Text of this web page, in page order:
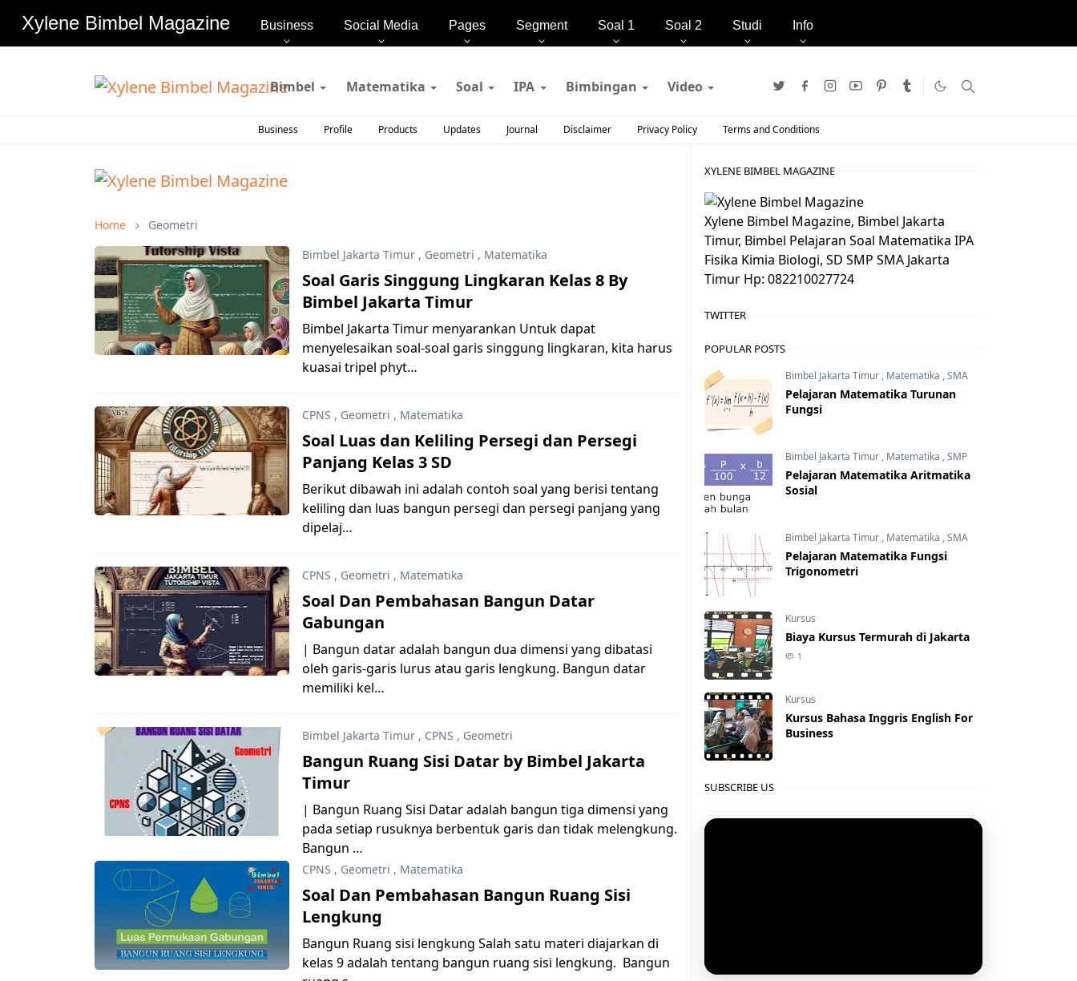
Xylene Bimbel Magazine Business Social Media Pages Segment Soal 1 Soal 2 Studi Info
Bimbel Matematika Soal IPA Bimbingan Video
Business Profile Products Updates Journal Disclaimer Privacy Policy Terms and Conditions
Home
Geometri
Bimbel Jakarta Timur, Geometri , Matematika
Soal Garis Singgung Lingkaran Kelas 8 By
Bimbel Jakarta Timur
Bimbel Jakarta Timur menyarankan Untuk dapat
menyelesaikan soal-soal garis singgung lingkaran, kita harus
kuasai tripel phyt…
CPNS , Geometri , Matematika
Soal Luas dan Keliling Persegi dan Persegi
Panjang Kelas 3 SD
Berikut dibawah ini adalah contoh soal yang berisi tentang
keliling dan luas bangun persegi dan persegi panjang yang
dipelaj…
CPNS , Geometri , Matematika
Soal Dan Pembahasan Bangun Datar
Gabungan
| Bangun datar adalah bangun dua dimensi yang dibatasi
oleh garis-garis lurus atau garis lengkung. Bangun datar
memiliki kel…
Bimbel Jakarta Timur, CPNS , Geometri
Bangun Ruang Sisi Datar by Bimbel Jakarta
Timur
| Bangun Ruang Sisi Datar adalah bangun tiga dimensi yang
pada setiap rusuknya berbentuk garis dan tidak melengkung.
Bangun …
CPNS , Geometri , Matematika
Soal Dan Pembahasan Bangun Ruang Sisi
Lengkung
Bangun Ruang sisi lengkung Salah satu materi diajarkan di
kelas 9 adalah tentang bangun ruang sisi lengkung. Bangun
XYLENE BIMBEL MAGAZINE
Xylene Bimbel Magazine, Bimbel Jakarta
Timur, Bimbel Pelajaran Soal Matematika IPA
Fisika Kimia Biologi, SD SMP SMA Jakarta
Timur Hp: 082210027724
TWITTER
POPULAR POSTS
Bimbel Jakarta Timur , Matematika ,SMA
Pelajaran Matematika Turunan
Fungsi
Bimbel Jakarta Timur , Matematika ,SMP
Pelajaran Matematika Aritmatika
Sosial
Bimbel Jakarta Timur , Matematika ,SMA
Pelajaran Matematika Fungsi
Trigonometri
Kursus
Biaya Kursus Termurah di Jakarta
1
Kursus
Kursus Bahasa Inggris English For
Business
SUBSCRIBE US